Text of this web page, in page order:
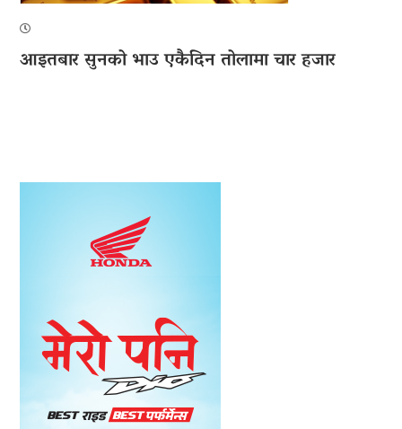
आइतबार सुनको भाउ एकैदिन तोलामा चार हजार